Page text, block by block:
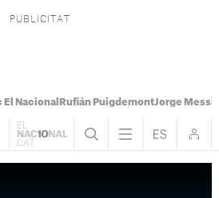
El Nacional Rufián PuigdemontJorge Messi